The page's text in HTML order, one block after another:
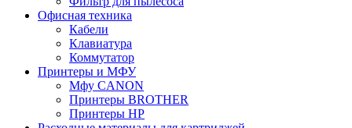
Офисная техника
Кабели
Клавиатура
Коммутатор
Принтеры и МФУ
Мфу CANON
Принтеры BROTHER
Принтеры HP